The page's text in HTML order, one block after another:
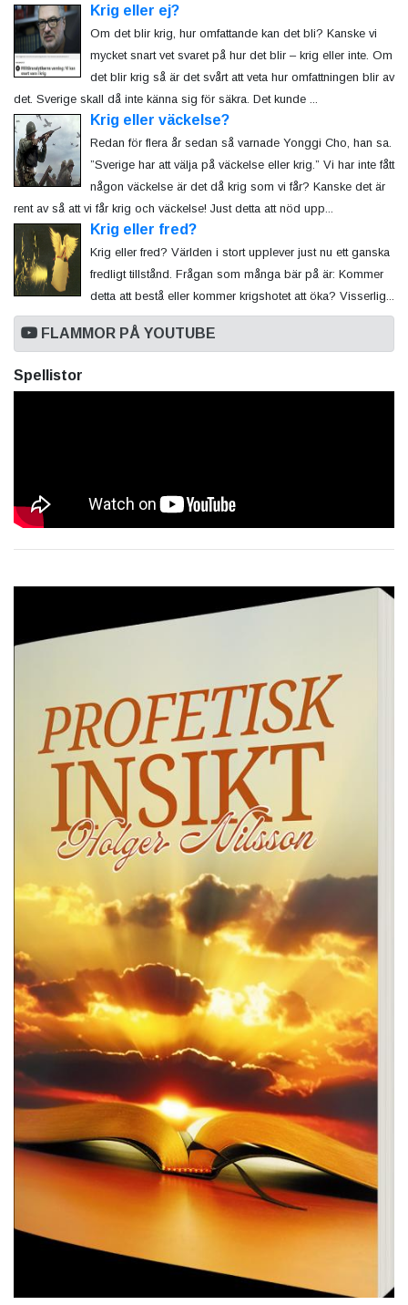
Krig eller ej?
Om det blir krig, hur omfattande kan det bli? Kanske vi
mycket snart vet svaret på hur det blir – krig eller inte. Om
det blir krig så är det svårt att veta hur omfattningen blir av
det. Sverige skall då inte känna sig för säkra. Det kunde ...
Krig eller väckelse?
Redan för flera år sedan så varnade Yonggi Cho, han sa.
”Sverige har att välja på väckelse eller krig.” Vi har inte fått
någon väckelse är det då krig som vi får? Kanske det är
rent av så att vi får krig och väckelse! Just detta att nöd upp...
Krig eller fred?
Krig eller fred? Världen i stort upplever just nu ett ganska
fredligt tillstånd. Frågan som många bär på är: Kommer
detta att bestå eller kommer krigshotet att öka? Visserlig...
FLAMMOR PÅ YOUTUBE
Spellistor